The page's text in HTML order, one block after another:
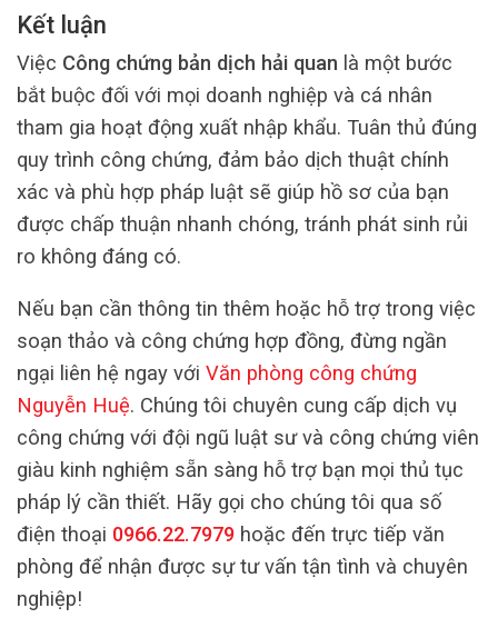
Kết luận
Việc Công chứng bản dịch hải quan là một bước
bắt buộc đối với mọi doanh nghiệp và cá nhân
tham gia hoạt động xuất nhập khẩu. Tuân thủ đúng
quy trình công chứng, đảm bảo dịch thuật chính
xác và phù hợp pháp luật sẽ giúp hồ sơ của bạn
được chấp thuận nhanh chóng, tránh phát sinh rủi
ro không đáng có.
Nếu bạn cần thông tin thêm hoặc hỗ trợ trong việc
soạn thảo và công chứng hợp đồng, đừng ngần
ngại liên hệ ngay với Văn phòng công chứng
Nguyễn Huệ. Chúng tôi chuyên cung cấp dịch vụ
công chứng với đội ngũ luật sư và công chứng viên
giàu kinh nghiệm sẵn sàng hỗ trợ bạn mọi thủ tục
pháp lý cần thiết. Hãy gọi cho chúng tôi qua số
điện thoại 0966.22.7979 hoặc đến trực tiếp văn
phòng để nhận được sự tư vấn tận tình và chuyên
nghiệp!